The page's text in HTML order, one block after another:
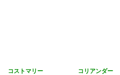
コストマリー
コリアンダー